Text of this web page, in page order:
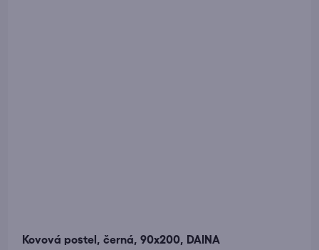
Kovová postel, černá, 90x200, DAINA